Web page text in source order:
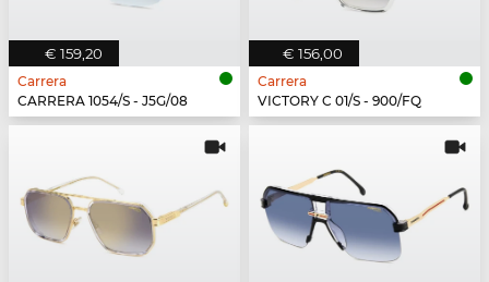
€ 159,20
Carrera
CARRERA 1054/S - J5G/08
€ 156,00
Carrera
VICTORY C 01/S - 900/FQ